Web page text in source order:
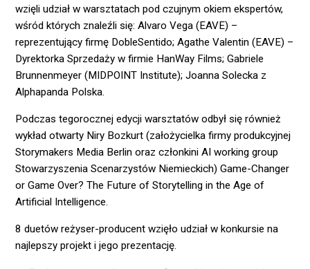
wzięli udział w warsztatach pod czujnym okiem ekspertów,
wśród których znaleźli się: Alvaro Vega (EAVE) –
reprezentujący firmę DobleSentido; Agathe Valentin (EAVE) –
Dyrektorka Sprzedaży w firmie HanWay Films; Gabriele
Brunnenmeyer (MIDPOINT Institute); Joanna Solecka z
Alphapanda Polska.
Podczas tegorocznej edycji warsztatów odbył się również
wykład otwarty Niry Bozkurt (założycielka firmy produkcyjnej
Storymakers Media Berlin oraz członkini AI working group
Stowarzyszenia Scenarzystów Niemieckich) Game-Changer
or Game Over? The Future of Storytelling in the Age of
Artificial Intelligence.
8 duetów reżyser-producent wzięło udział w konkursie na
najlepszy projekt i jego prezentację.